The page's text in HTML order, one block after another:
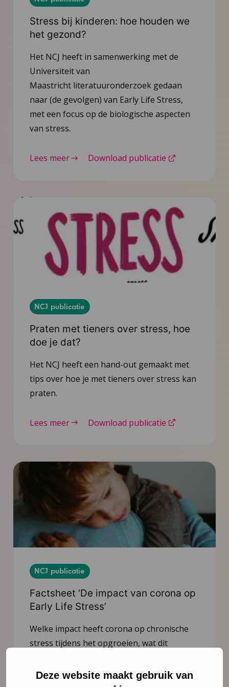
Deze website maakt gebruik van
Stress bij kinderen: hoe houden we
het gezond?
Het NCJ heeft in samenwerking met de
Universiteit van
Maastricht literatuuronderzoek gedaan
naar (de gevolgen) van Early Life Stress,
met een focus op de biologische aspecten
van stress.
Lees meer Download publicatie
NCJ publicatie
Praten met tieners over stress, hoe
doe je dat?
Het NCJ heeft een hand-out gemaakt met
tips over hoe je met tieners over stress kan
praten.
Lees meer Download publicatie
NCJ publicatie
Factsheet ‘De impact van corona op
Early Life Stress’
Welke impact heeft corona op chronische
stress tijdens het opgroeien, wat dit
jeugdigen en hoe kunnen we hun